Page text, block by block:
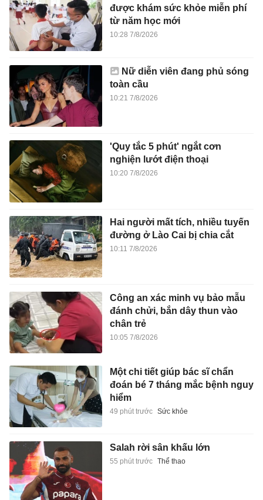
được khám sức khỏe miễn phí
từ năm học mới
10:28 7/8/2026
Nữ diễn viên đang phủ sóng
toàn cầu
10:21 7/8/2026
'Quy tắc 5 phút' ngắt cơn
nghiện lướt điện thoại
10:20 7/8/2026
Hai người mất tích, nhiều tuyến
đường ở Lào Cai bị chia cắt
10:11 7/8/2026
Công an xác minh vụ bảo mẫu
đánh chửi, bắn dây thun vào
chân trẻ
10:05 7/8/2026
Một chi tiết giúp bác sĩ chẩn
đoán bé 7 tháng mắc bệnh nguy
hiểm
49 phút trước Sức khỏe
Salah rời sân khấu lớn
55 phút trước Thể thao